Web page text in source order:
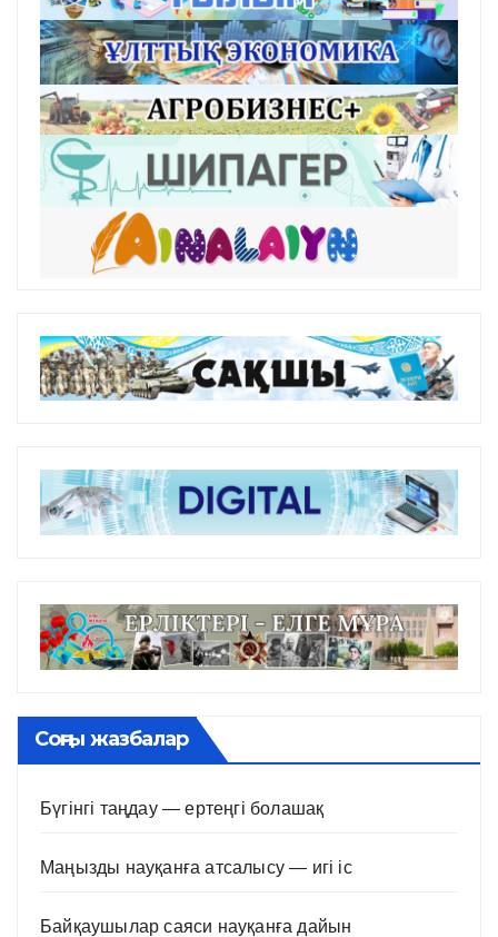
Соңғы жазбалар
Бүгінгі таңдау — ертеңгі болашақ
Маңызды науқанға атсалысу — игі іс
Байқаушылар саяси науқанға дайын